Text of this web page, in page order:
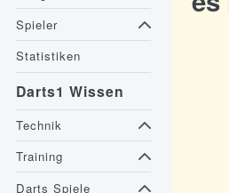
Spieler
Statistiken
Darts1 Wissen
Technik
Training
Darts Spiele